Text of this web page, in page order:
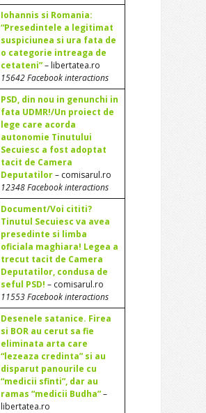
Iohannis si Romania:
“Presedintele a legitimat
suspiciunea si ura fata de
o categorie intreaga de
cetateni”– libertatea.ro
15642 Facebook interactions
PSD, din nou in genunchi in
fata UDMR!/Un proiect de
lege care acorda
autonomie Tinutului
Secuiesc a fost adoptat
tacit de Camera
Deputatilor– comisarul.ro
12348 Facebook interactions
Document/Voi cititi?
Tinutul Secuiesc va avea
presedinte si limba
oficiala maghiara! Legea a
trecut tacit de Camera
Deputatilor, condusa de
seful PSD! – comisarul.ro
11553 Facebook interactions
Desenele satanice. Firea
si BOR au cerut sa fie
eliminata arta care
“lezeaza credinta” si au
disparut panourile cu
“medicii sfinti”, dar au
ramas “medicii Budha”–
libertatea.ro